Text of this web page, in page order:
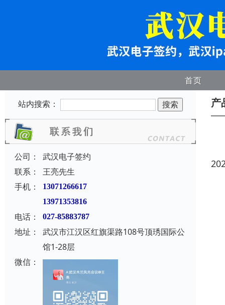
首页
站内搜索：
公司：
武汉电子签约
联系：
王亮先生
手机：
13071266617
13971353816
电话： 027-85883787
地址：
武汉市江汉区红旗渠路108号顶琇国际公
馆1-28层
微信：
产